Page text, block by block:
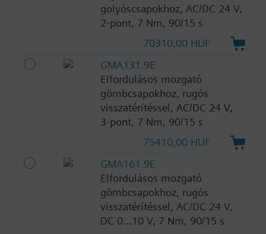
golyóscsapokhoz, AC/DC 24 V,
2-pont, 7 Nm, 90/15 s
70310,00 HUF
GMA131.9E
Elfordulásos mozgató
gömbcsapokhoz, rugós
visszatérítéssel, AC/DC 24 V,
3-pont, 7 Nm, 90/15 s
75410,00 HUF
GMA161.9E
Elfordulásos mozgató
gömbcsapokhoz, rugós
visszatérítéssel, AC/DC 24 V,
DC 0...10 V, 7 Nm, 90/15 s